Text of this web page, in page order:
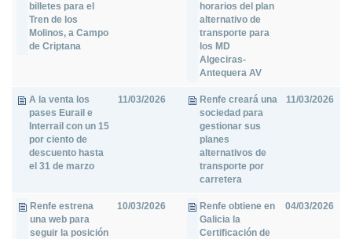
billetes para el
Tren de los
Molinos, a Campo
de Criptana
horarios del plan
alternativo de
transporte para
los MD
Algeciras-
Antequera AV
A la venta los
pases Eurail e
Interrail con un 15
por ciento de
descuento hasta
el 31 de marzo
11/03/2026
Renfe creará una
sociedad para
gestionar sus
planes
alternativos de
transporte por
carretera
11/03/2026
Renfe estrena
una web para
seguir la posición
10/03/2026
Renfe obtiene en
Galicia la
Certificación de
04/03/2026